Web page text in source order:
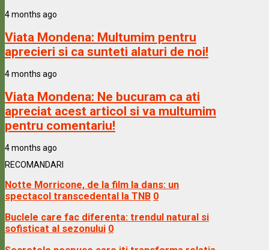
4 months ago
Viata Mondena: Multumim pentru
aprecieri si ca sunteti alaturi de noi!
4 months ago
Viata Mondena: Ne bucuram ca ati
apreciat acest articol si va multumim
pentru comentariu!
4 months ago
RECOMANDARI
Notte Morricone, de la film la dans: un
spectacol transcedental la TNB 0
Buclele care fac diferenta: trendul natural si
sofisticat al sezonului 0